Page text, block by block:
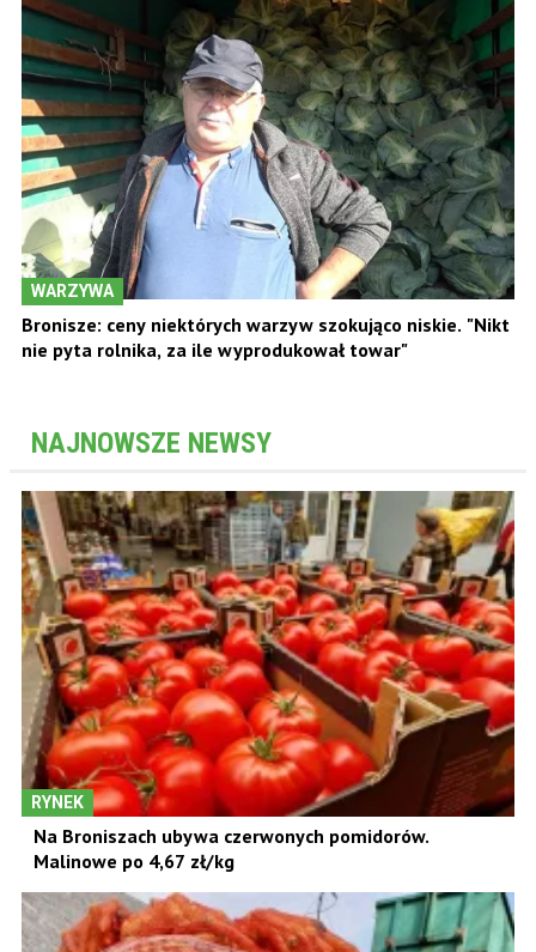
WARZYWA
Bronisze: ceny niektórych warzyw szokująco niskie. "Nikt
nie pyta rolnika, za ile wyprodukował towar"
NAJNOWSZE NEWSY
RYNEK
Na Broniszach ubywa czerwonych pomidorów.
Malinowe po 4,67 zł/kg